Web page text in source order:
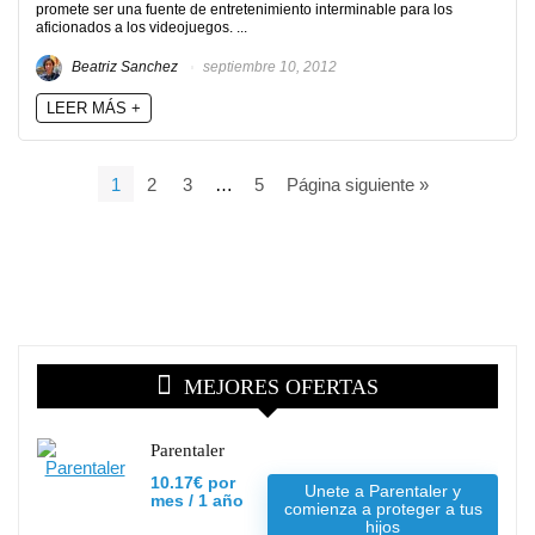
promete ser una fuente de entretenimiento interminable para los
aficionados a los videojuegos. ...
Beatriz Sanchez septiembre 10, 2012
LEER MÁS +
1 2 3 … 5 Página siguiente »
MEJORES OFERTAS
Parentaler
10.17€ por
mes / 1 año
Unete a Parentaler y
comienza a proteger a tus
hijos